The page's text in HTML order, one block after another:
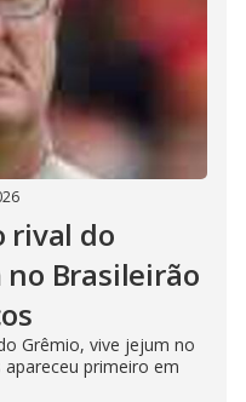
rival do
Brasileirão
Grêmio, vive jejum no
primeiro em